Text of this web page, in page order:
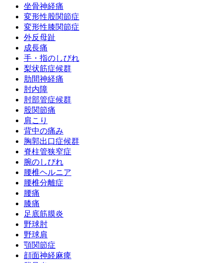
坐骨神経痛
変形性股関節症
変形性膝関節症
外反母趾
成長痛
手・指のしびれ
梨状筋症候群
肋間神経痛
肘内障
肘部管症候群
股関節痛
肩こり
背中の痛み
胸郭出口症候群
脊柱管狭窄症
腕のしびれ
腰椎ヘルニア
腰椎分離症
腰痛
膝痛
足底筋膜炎
野球肘
野球肩
顎関節症
顔面神経麻痺